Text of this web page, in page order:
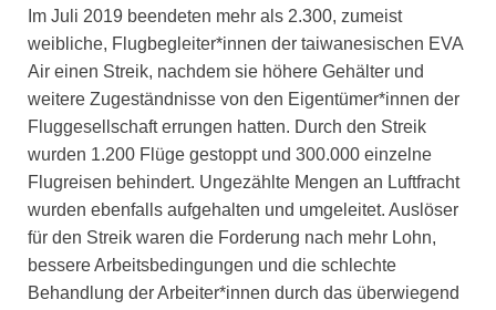
Im Juli 2019 beendeten mehr als 2.300, zumeist
weibliche, Flugbegleiter*innen der taiwanesischen EVA
Air einen Streik, nachdem sie höhere Gehälter und
weitere Zugeständnisse von den Eigentümer*innen der
Fluggesellschaft errungen hatten. Durch den Streik
wurden 1.200 Flüge gestoppt und 300.000 einzelne
Flugreisen behindert. Ungezählte Mengen an Luftfracht
wurden ebenfalls aufgehalten und umgeleitet. Auslöser
für den Streik waren die Forderung nach mehr Lohn,
bessere Arbeitsbedingungen und die schlechte
Behandlung der Arbeiter*innen durch das überwiegend